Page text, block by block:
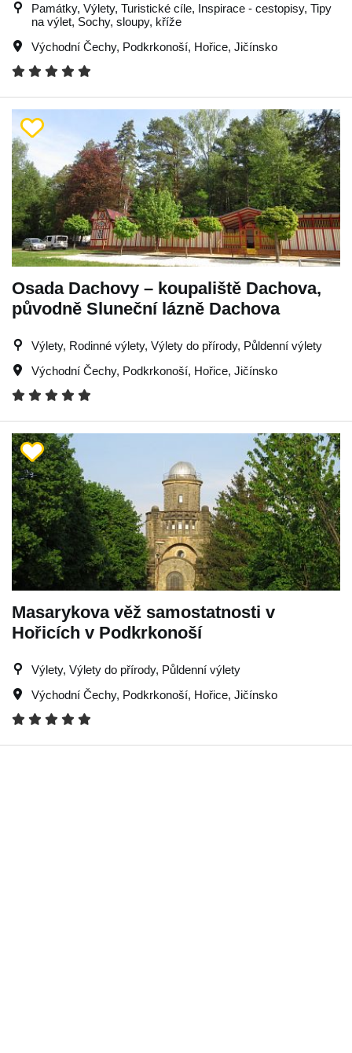
Památky, Výlety, Turistické cíle, Inspirace - cestopisy, Tipy
na výlet, Sochy, sloupy, kříže
Východní Čechy, Podkrkonoší, Hořice, Jičínsko
Osada Dachovy – koupaliště Dachova,
původně Sluneční lázně Dachova
Výlety, Rodinné výlety, Výlety do přírody, Půldenní výlety
Východní Čechy, Podkrkonoší, Hořice, Jičínsko
Masarykova věž samostatnosti v
Hořicích v Podkrkonoší
Výlety, Výlety do přírody, Půldenní výlety
Východní Čechy, Podkrkonoší, Hořice, Jičínsko